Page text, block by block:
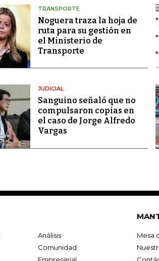
TRANSPORTE
Noguera traza la hoja de
ruta para su gestión en
el Ministerio de
Transporte
JUDICIAL
Sanguino señaló que no
compulsaron copias en
el caso de Jorge Alfredo
Vargas
Análisis
Comunidad
Mesa